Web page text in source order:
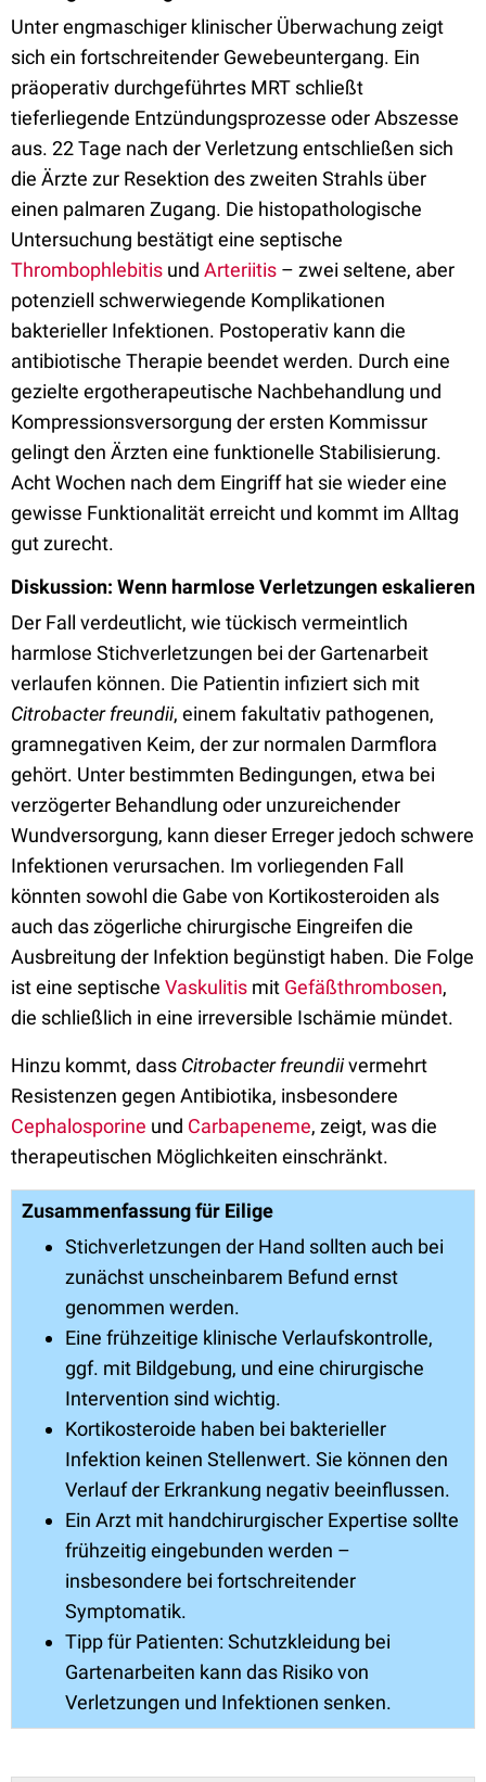
Unter engmaschiger klinischer Überwachung zeigt
sich ein fortschreitender Gewebeuntergang. Ein
präoperativ durchgeführtes MRT schließt
tieferliegende Entzündungsprozesse oder Abszesse
aus. 22 Tage nach der Verletzung entschließen sich
die Ärzte zur Resektion des zweiten Strahls über
einen palmaren Zugang. Die histopathologische
Untersuchung bestätigt eine septische
Thrombophlebitis und Arteriitis – zwei seltene, aber
potenziell schwerwiegende Komplikationen
bakterieller Infektionen. Postoperativ kann die
antibiotische Therapie beendet werden. Durch eine
gezielte ergotherapeutische Nachbehandlung und
Kompressionsversorgung der ersten Kommissur
gelingt den Ärzten eine funktionelle Stabilisierung.
Acht Wochen nach dem Eingriff hat sie wieder eine
gewisse Funktionalität erreicht und kommt im Alltag
gut zurecht.
Diskussion: Wenn harmlose Verletzungen eskalieren
Der Fall verdeutlicht, wie tückisch vermeintlich
harmlose Stichverletzungen bei der Gartenarbeit
verlaufen können. Die Patientin infiziert sich mit
Citrobacter freundii, einem fakultativ pathogenen,
gramnegativen Keim, der zur normalen Darmflora
gehört. Unter bestimmten Bedingungen, etwa bei
verzögerter Behandlung oder unzureichender
Wundversorgung, kann dieser Erreger jedoch schwere
Infektionen verursachen. Im vorliegenden Fall
könnten sowohl die Gabe von Kortikosteroiden als
auch das zögerliche chirurgische Eingreifen die
Ausbreitung der Infektion begünstigt haben. Die Folge
ist eine septische Vaskulitis mit Gefäßthrombosen,
die schließlich in eine irreversible Ischämie mündet.
Hinzu kommt, dass Citrobacter freundiivermehrt
Resistenzen gegen Antibiotika, insbesondere
Cephalosporine und Carbapeneme, zeigt, was die
therapeutischen Möglichkeiten einschränkt.
Zusammenfassung für Eilige
Stichverletzungen der Hand sollten auch bei
zunächst unscheinbarem Befund ernst
genommen werden.
Eine frühzeitige klinische Verlaufskontrolle,
ggf. mit Bildgebung, und eine chirurgische
Intervention sind wichtig.
Kortikosteroide haben bei bakterieller
Infektion keinen Stellenwert. Sie können den
Verlauf der Erkrankung negativ beeinflussen.
Ein Arzt mit handchirurgischer Expertise sollte
frühzeitig eingebunden werden –
insbesondere bei fortschreitender
Symptomatik.
Tipp für Patienten: Schutzkleidung bei
Gartenarbeiten kann das Risiko von
Verletzungen und Infektionen senken.